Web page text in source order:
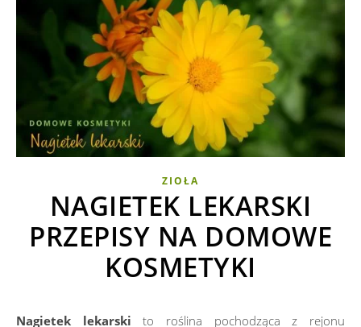
ZIOŁA
NAGIETEK LEKARSKI
PRZEPISY NA DOMOWE
KOSMETYKI
Nagietek lekarski to roślina pochodząca z rejonu